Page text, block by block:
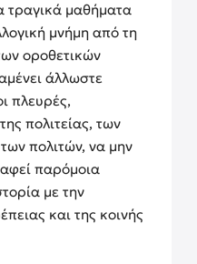
τραγικά μαθήματα
μνήμη από τη
οροθετικών
άλλωστε
πλευρές,
πολιτείας, των
πολιτών, να μην
παρόμοια
με την
και της κοινής